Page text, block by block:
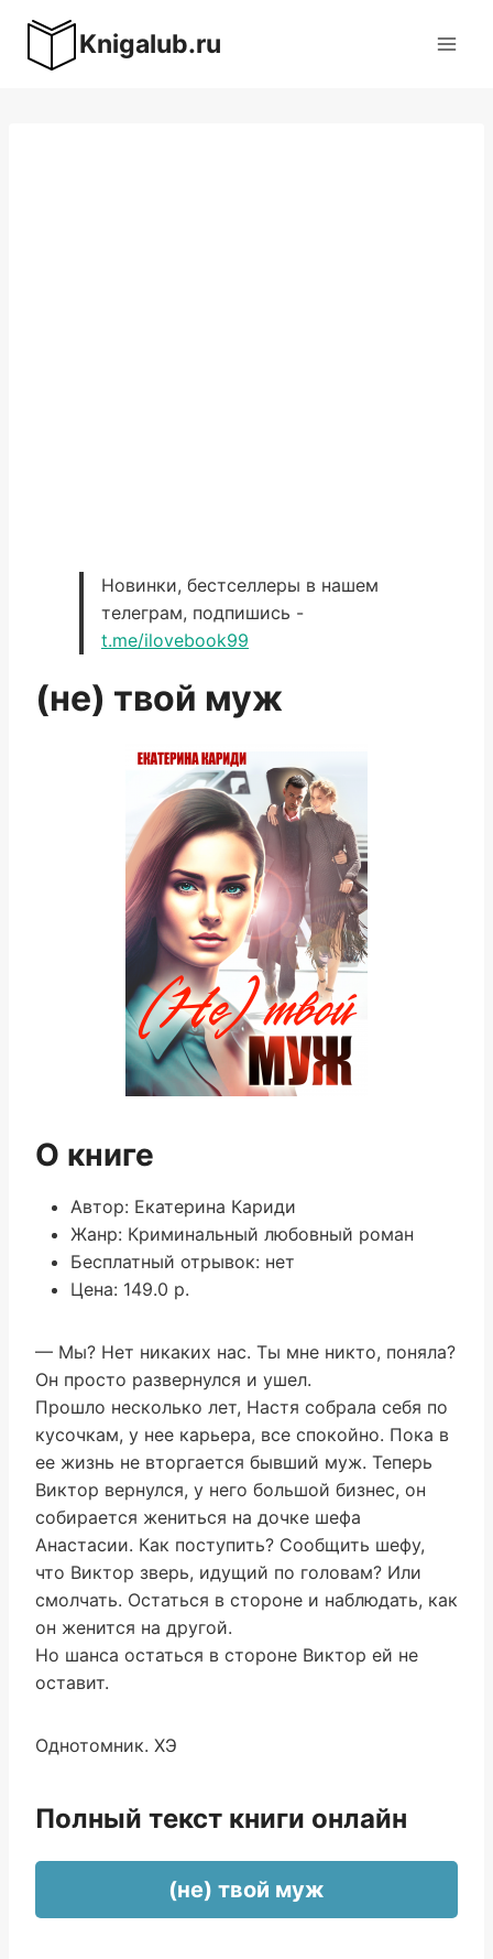
содержимому
Knigalub.ru
Новинки, бестселлеры в нашем
телеграм, подпишись -
t.me/ilovebook99
(не) твой муж
О книге
Автор: Екатерина Кариди
Жанр: Криминальный любовный роман
Бесплатный отрывок: нет
Цена: 149.0 р.
— Мы? Нет никаких нас. Ты мне никто, поняла?
Он просто развернулся и ушел.
Прошло несколько лет, Настя собрала себя по
кусочкам, у нее карьера, все спокойно. Пока в
ее жизнь не вторгается бывший муж. Теперь
Виктор вернулся, у него большой бизнес, он
собирается жениться на дочке шефа
Анастасии. Как поступить? Сообщить шефу,
что Виктор зверь, идущий по головам? Или
смолчать. Остаться в стороне и наблюдать, как
он женится на другой.
Но шанса остаться в стороне Виктор ей не
оставит.
Однотомник. ХЭ
Полный текст книги онлайн
(не) твой муж